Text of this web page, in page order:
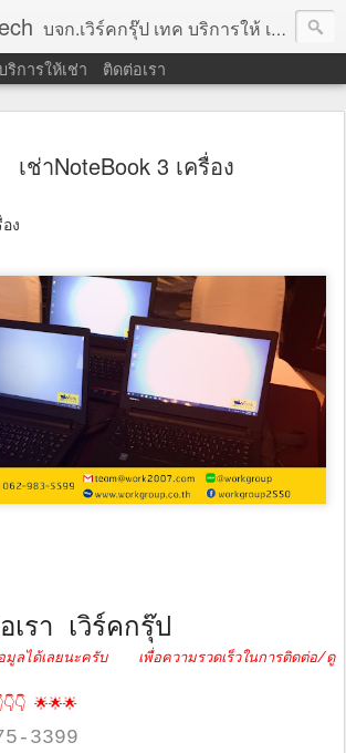
บจก.เวิร์คกรุ๊ป เทค บริการให้ เช่าคอมพิวเตอร์ โน้ตบุ๊ค โปรเจคเตอร์ ทีวีจอแบน จอทัชสกรีน ตู้คีออส วีดีโอวอล และอุปกรณ์อื่น ๆ บริการให้เช่าเป็น รายวัน
การให้เช่า ติดต่อเรา
เช่าNoteBook 3 เครื่อง
ง
เรา เวิร์คกรุ๊ป
มูลได้เลยนะครับ เพื่อความรวดเร็วในการติดต่อ/ดู
🌟🌟🌟
3399